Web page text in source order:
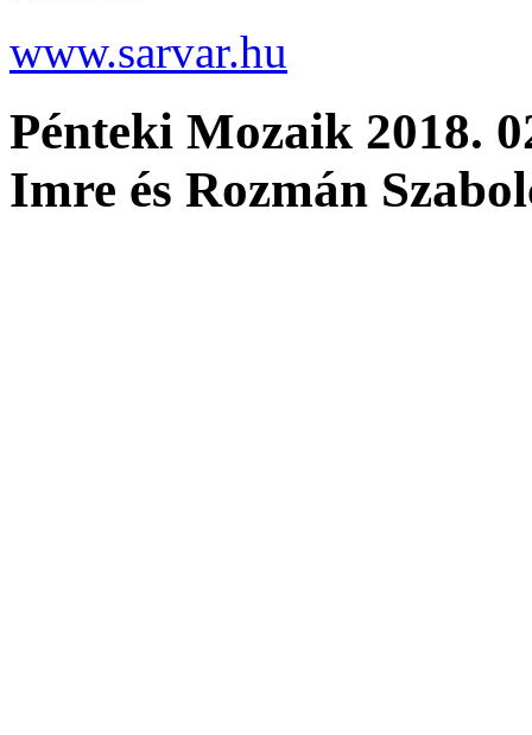
www.sarvar.hu
Pénteki Mozaik 2018.
Imre és Rozmán